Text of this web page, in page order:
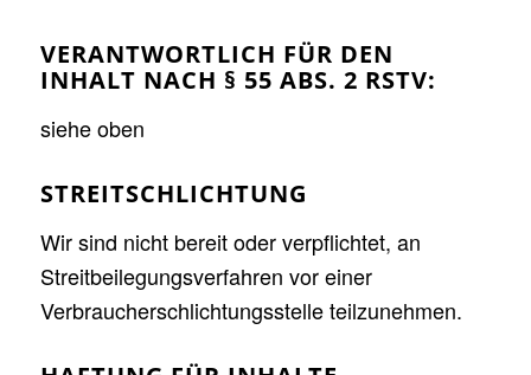
VERANTWORTLICH FÜR DEN
INHALT NACH § 55 ABS. 2 RSTV:
siehe oben
STREITSCHLICHTUNG
Wir sind nicht bereit oder verpflichtet, an
Streitbeilegungsverfahren vor einer
Verbraucherschlichtungsstelle teilzunehmen.